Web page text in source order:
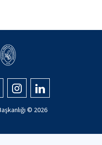
© 2026